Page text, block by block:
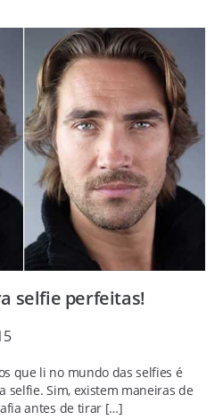
selfie perfeitas!
que li no mundo das selfies é
selfie. Sim, existem maneiras de
antes de tirar […]